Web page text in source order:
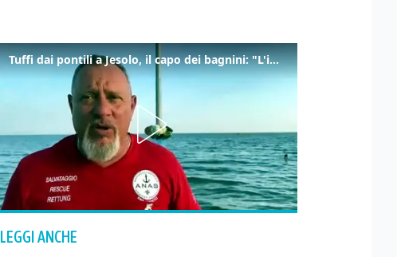
Tuffi dai pontili a Jesolo, il capo dei bagnini: "L'impegno di tutti per evitare altre tragedie"
LEGGI ANCHE